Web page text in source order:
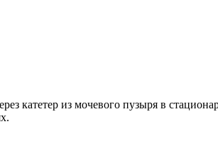
катетер из мочевого пузыря в